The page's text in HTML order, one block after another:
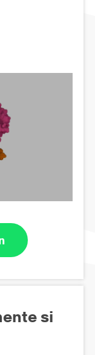
si